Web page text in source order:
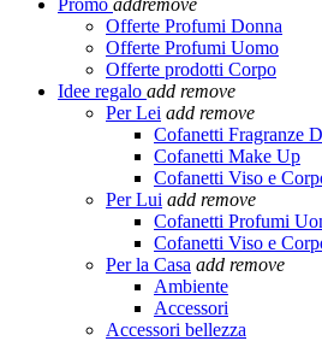
Promo addremove
Offerte Profumi Donna
Offerte Profumi Uomo
Offerte prodotti Corpo
Idee regalo add remove
Per Lei add remove
Cofanetti Fragranze
Cofanetti Make Up
Cofanetti Viso e
Per Lui add remove
Cofanetti Profumi
Cofanetti Viso e
Per la Casa add remove
Ambiente
Accessori
Accessori bellezza